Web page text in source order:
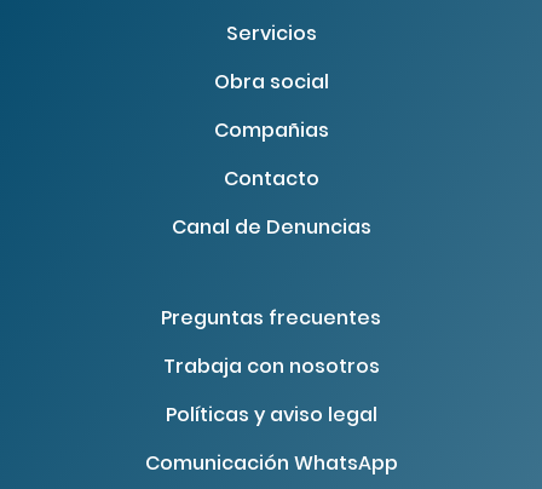
Servicios
Obra social
Compañias
Contacto
Canal de Denuncias
Preguntas frecuentes
Trabaja con nosotros
Políticas y aviso legal
Comunicación WhatsApp